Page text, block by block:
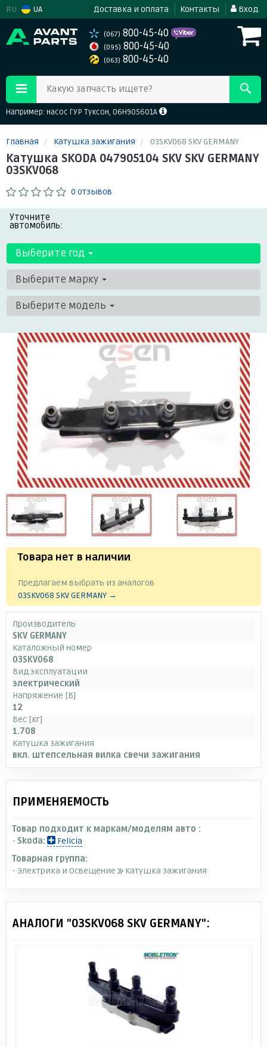
RU UA Доставка и оплата Контакты Вход
(067) 800-45-40
(095) 800-45-40
(063) 800-45-40
Какую запчасть ищете?
Например: насос ГУР Туксон, 06H905601A
Главная Катушка зажигания 03SKV068 SKV GERMANY
Катушка SKODA 047905104 SKV SKV GERMANY
03SKV068
0 отзывов
Уточните
автомобиль:
Выберите год
Выберите марку
Выберите модель
Товара нет в наличии.
Предлагаем выбрать из аналогов
03SKV068 SKV GERMANY →
Производитель
SKV GERMANY
Каталожный номер
03SKV068
Вид эксплуатации
электрический
Напряжение [В]
12
Вес [кг]
1.708
Катушка зажигания
вкл. штепсельная вилка свечи зажигания
ПРИМЕНЯЕМОСТЬ
Товар подходит к маркам/моделям авто :
- Skoda:
Felicia
Товарная группа:
- Электрика и Освещение
Катушка зажигания
АНАЛОГИ "03SKV068 SKV GERMANY":